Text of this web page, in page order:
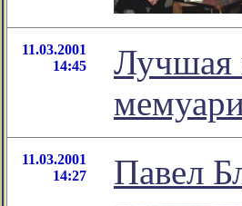
11.03.2001
14:45
Лучшая
11.03.2001
14:27
Павел